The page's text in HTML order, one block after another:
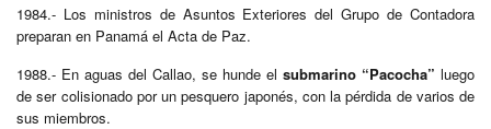
1984.- Los ministros de Asuntos Exteriores del Grupo de Contadora
preparan en Panamá el Acta de Paz.
1988.- En aguas del Callao, se hunde el submarino “Pacocha” luego
de ser colisionado por un pesquero japonés, con la pérdida de varios de
sus miembros.